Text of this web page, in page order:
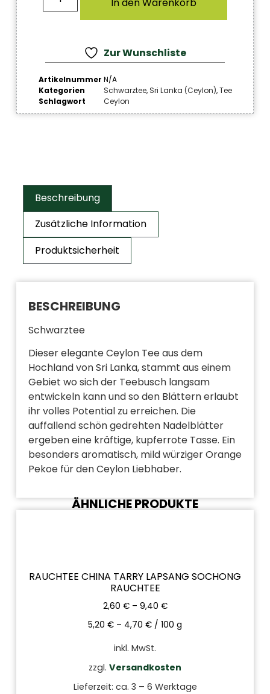
Zur Wunschliste
Artikelnummer N/A
Kategorien
Schwarztee, Sri Lanka (Ceylon),Tee
Schlagwort
Ceylon
Beschreibung
Zusätzliche Information
Produktsicherheit
BESCHREIBUNG
Schwarztee
Dieser elegante Ceylon Tee aus dem
Hochland von Sri Lanka, stammt aus einem
Gebiet wo sich der Teebusch langsam
entwickeln kann und so den Blättern erlaubt
ihr volles Potential zu erreichen. Die
auffallend schön gedrehten Nadelblätter
ergeben eine kräftige, kupferrote Tasse. Ein
besonders aromatisch, mild würziger Orange
Pekoe für den Ceylon Liebhaber.
ÄHNLICHE PRODUKTE
RAUCHTEE CHINA TARRY LAPSANG SOCHONG
RAUCHTEE
2,60 €– 9,40 €
5,20 € – 4,70 € / 100 g
inkl. MwSt.
zzgl. Versandkosten
Lieferzeit: ca. 3 – 6 Werktage